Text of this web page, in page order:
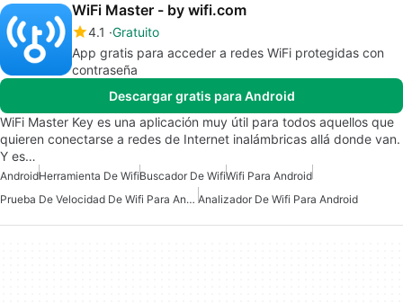
WiFi Master - by wifi.com
4.1 Gratuito
App gratis para acceder a redes WiFi protegidas con
contraseña
Descargar gratis para Android
WiFi Master Key es una aplicación muy útil para todos aquellos que
quieren conectarse a redes de Internet inalámbricas allá donde van.
Y es…
AndroidHerramienta De WifiBuscador De WifiWifi Para Android
Prueba De Velocidad De Wifi Para Android Analizador De Wifi Para Android